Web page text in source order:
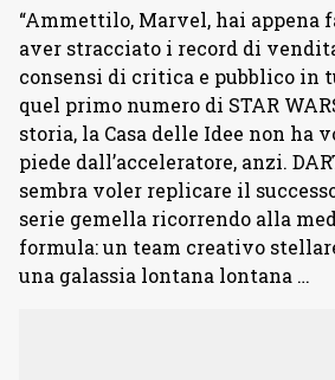
“Ammettilo, Marvel, hai appena
aver stracciato i record di
consensi di critica e pubblico in
quel primo numero di STAR
storia, la Casa delle Idee non ha
piede dall’acceleratore, anzi.
sembra voler replicare il
serie gemella ricorrendo alla
formula: un team creativo
una galassia lontana lontana …